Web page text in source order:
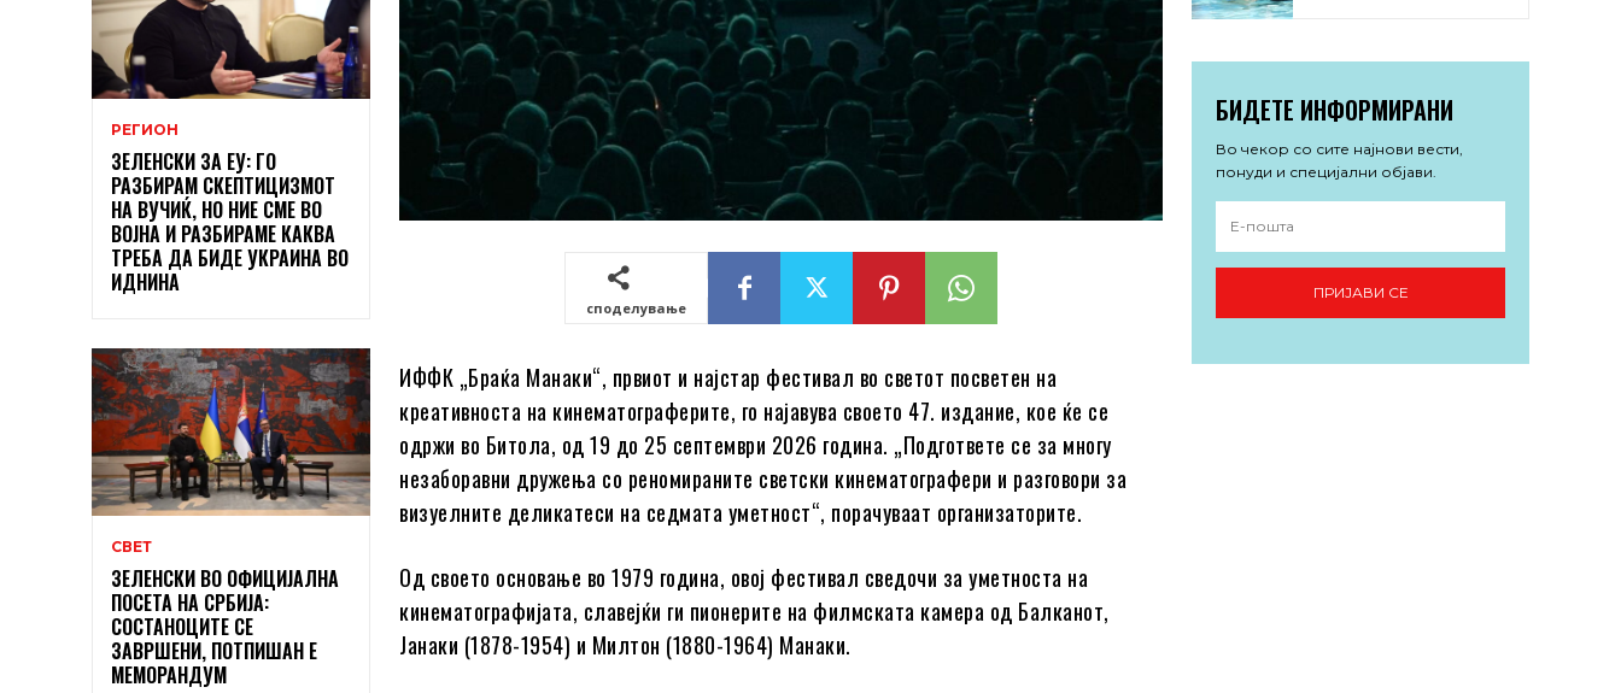
РЕГИОН
ЗЕЛЕНСКИ ЗА ЕУ: ГО
РАЗБИРАМ СКЕПТИЦИЗМОТ
НА ВУЧИЌ, НО НИЕ СМЕ ВО
ВОЈНА И РАЗБИРАМЕ КАКВА
ТРЕБА ДА БИДЕ УКРАИНА ВО
ИДНИНА
СВЕТ
ЗЕЛЕНСКИ ВО ОФИЦИЈАЛНА
ПОСЕТА НА СРБИЈА:
СОСТАНОЦИТЕ СЕ
ЗАВРШЕНИ, ПОТПИШАН Е
МЕМОРАНДУМ
споделување
ИФФК „Браќа Манаки“, првиот и најстар фестивал во светот посветен на
креативноста на кинематограферите, го најавува своето 47. издание, кое ќе се
одржи во Битолa, од 19 до 25 септември 2026 година. „Подгответе се за многу
незаборавни дружења со реномираните светски кинематографери и разговори за
визуелните деликатеси на седмата уметност“, порачуваат организаторите.
Од своето основање во 1979 година, овој фестивал сведочи за уметноста на
кинематографијата, славејќи ги пионерите на филмската камера од Балканот,
Јанаки (1878-1954) и Милтон (1880-1964) Манаки.
БИДЕТЕ ИНФОРМИРАНИ
Во чекор со сите најнови вести,
понуди и специјални објави.
ПРИЈАВИ СЕ